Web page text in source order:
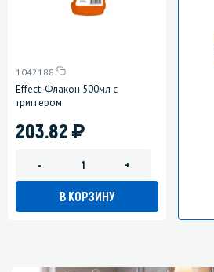
1042188
Effect: Флакон 500мл с
триггером
203.82)
- +
В КОРЗИНУ